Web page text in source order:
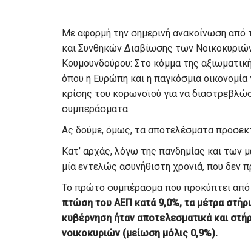
Με αφορμή την σημερινή ανακοίνωση
και Συνθηκών Διαβίωσης των
Κουμουνδούρου: Στο κόμμα της
όπου η Ευρώπη και η παγκόσμια
κρίσης του κορωνοϊού για να
συμπεράσματα.
Ας δούμε, όμως, τα αποτελέσματα
Κατ’ αρχάς, λόγω της πανδημίας και
μία εντελώς ασυνήθιστη χρονιά, που δεν
Το πρώτο συμπέρασμα που προκύπτει από
πτώση του ΑΕΠ κατά 9,0%, τα μέτρα
κυβέρνηση ήταν αποτελεσματικά και
νοικοκυριών (μείωση μόλις 0,9%).